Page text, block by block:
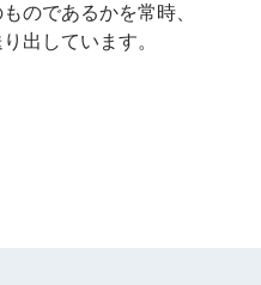
のであるかを常時、
出しています。